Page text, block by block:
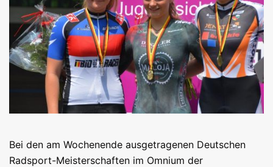
Bei den am Wochenende ausgetragenen Deutschen
Radsport-Meisterschaften im Omnium der